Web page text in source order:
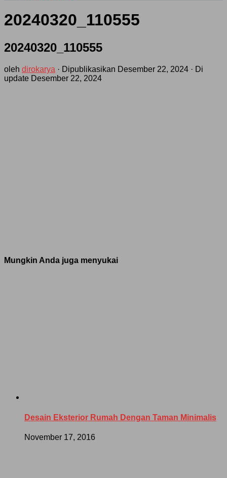
20240320_110555
20240320_110555
oleh dirokarya · Dipublikasikan Desember 22, 2024 · Di
update Desember 22, 2024
Mungkin Anda juga menyukai
Desain Eksterior Rumah Dengan Taman Minimalis
November 17, 2016